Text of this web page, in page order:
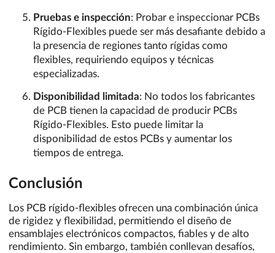
Pruebas e inspección: Probar e inspeccionar PCBs
Rígido-Flexibles puede ser más desafiante debido a
la presencia de regiones tanto rígidas como
flexibles, requiriendo equipos y técnicas
especializadas.
Disponibilidad limitada: No todos los fabricantes
de PCB tienen la capacidad de producir PCBs
Rígido-Flexibles. Esto puede limitar la
disponibilidad de estos PCBs y aumentar los
tiempos de entrega.
Conclusión
Los PCB rígido-flexibles ofrecen una combinación única
de rigidez y flexibilidad, permitiendo el diseño de
ensamblajes electrónicos compactos, fiables y de alto
rendimiento. Sin embargo, también conllevan desafíos,